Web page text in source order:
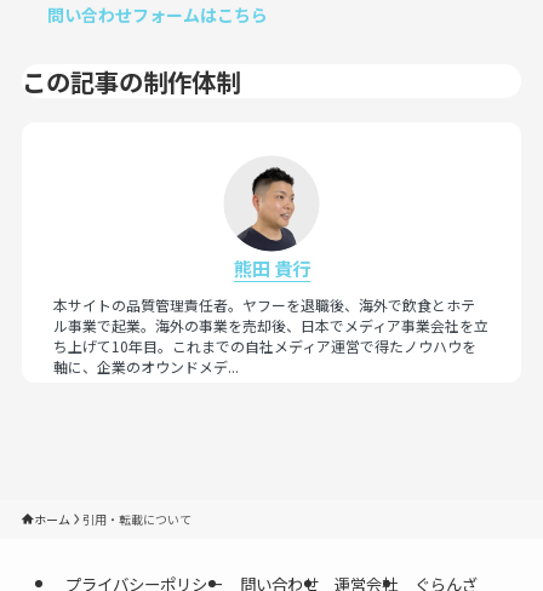
問い合わせフォームはこちら
この記事の制作体制
熊田 貴行
本サイトの品質管理責任者。ヤフーを退職後、海外で飲食とホテ
ル事業で起業。海外の事業を売却後、日本でメディア事業会社を立
ち上げて10年目。これまでの自社メディア運営で得たノウハウを
軸に、企業のオウンドメデ...
ホーム 引用・転載について
プライバシーポリシー 問い合わせ 運営会社 ぐらんざ